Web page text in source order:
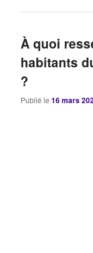
À quoi
habitants
?
Publié le16 mars